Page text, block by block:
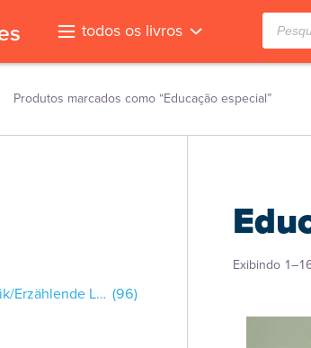
todos os livros
Produtos marcados como “Educação especial”
PBS / Belletristik/Erzählende Literatur (96)
Exibindo